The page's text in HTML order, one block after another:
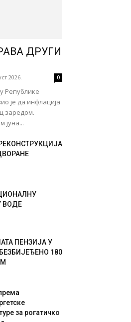
ДРУГИ
2026. 0
Републике
је да инфлација
заредом.
јуна...
ВОДЕ
ПЕНЗИЈА У
180
за рогатичко